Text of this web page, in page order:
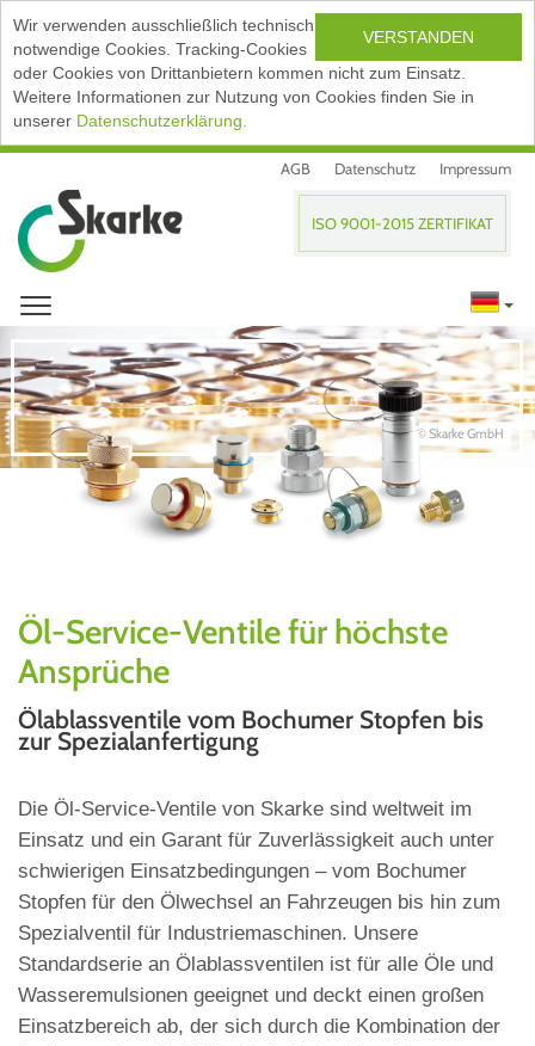
VERSTANDEN
Wir verwenden ausschließlich technisch
notwendige Cookies. Tracking-Cookies
oder Cookies von Drittanbietern kommen nicht zum Einsatz.
Weitere Informationen zur Nutzung von Cookies finden Sie in
unserer Datenschutzerklärung.
AGB Datenschutz Impressum
ISO 9001-2015 ZERTIFIKAT
© Skarke GmbH
Öl-Service-Ventile für höchste
Ansprüche
Ölablassventile vom Bochumer Stopfen bis
zur Spezialanfertigung
Die Öl-Service-Ventile von Skarke sind weltweit im
Einsatz und ein Garant für Zuverlässigkeit auch unter
schwierigen Einsatzbedingungen – vom Bochumer
Stopfen für den Ölwechsel an Fahrzeugen bis hin zum
Spezialventil für Industriemaschinen. Unsere
Standardserie an Ölablassventilen ist für alle Öle und
Wasseremulsionen geeignet und deckt einen großen
Einsatzbereich ab, der sich durch die Kombination der